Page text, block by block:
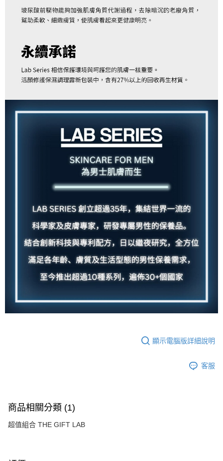
顯示電腦版詳細說明
客服
商品相關分類 (1)
超值組合 THE GIFT LAB